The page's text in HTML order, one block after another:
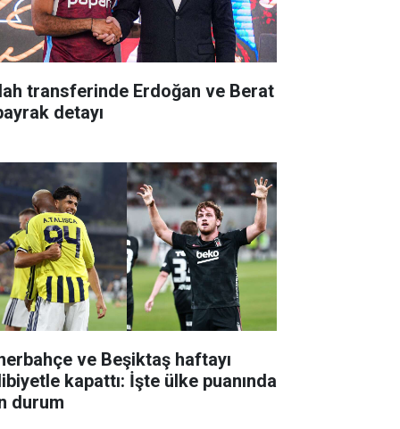
transferinde Erdoğan ve Berat
detayı
ve Beşiktaş haftayı
kapattı: İşte ülke puanında
durum